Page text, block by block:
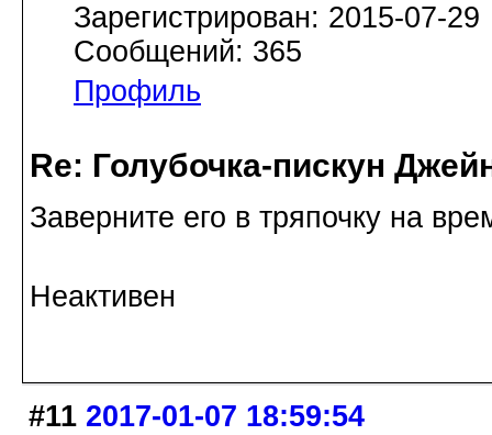
Зарегистрирован: 2015-07-29
Сообщений: 365
Профиль
Re: Голубочка-пискун
Заверните его в тряпочку на
Неактивен
#11 2017-01-07 18:59:54